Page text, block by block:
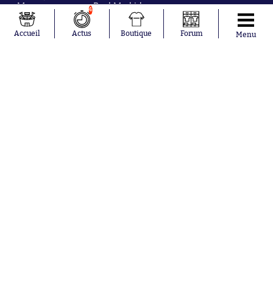
Moussa
Niakhaté
Nicolás
Tagliafico
Real Madrid
RC Strasbourg
AC Milan
France
Accueil
4
Actus Boutique Forum Menu